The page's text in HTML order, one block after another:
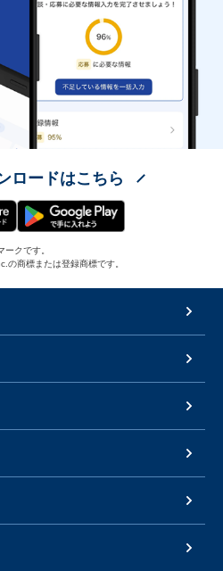
ロードはこちら
クです。
商標または登録商標です。